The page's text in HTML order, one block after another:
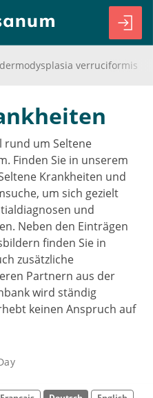
verruciformis
um Seltene
Finden Sie in unserem
Krankheiten und
um sich gezielt
und
Neben den Einträgen
finden Sie in
zusätzliche
Partnern aus der
wird ständig
keinen Anspruch auf